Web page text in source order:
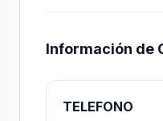
Información de
TELEFONO